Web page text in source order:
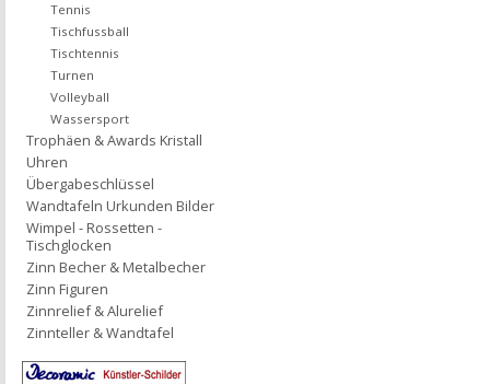
Tennis
Tischfussball
Tischtennis
Turnen
Volleyball
Wassersport
Trophäen & Awards Kristall
Uhren
Übergabeschlüssel
Wandtafeln Urkunden Bilder
Wimpel - Rossetten -
Tischglocken
Zinn Becher & Metalbecher
Zinn Figuren
Zinnrelief & Alurelief
Zinnteller & Wandtafel